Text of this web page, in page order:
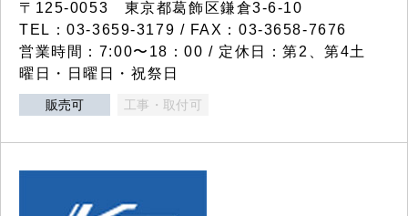
〒125-0053 東京都葛飾区鎌倉3-6-10
TEL：03-3659-3179 / FAX：03-3658-7676
営業時間：7:00〜18：00 / 定休日：第2、第4土
曜日・日曜日・祝祭日
販売可 工事・取付可